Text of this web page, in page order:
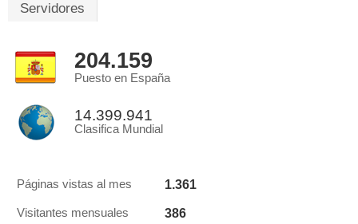
Servidores
204.159
Puesto en España
14.399.941
Clasifica Mundial
Páginas vistas al mes 1.361
Visitantes mensuales 386